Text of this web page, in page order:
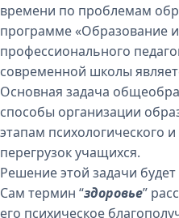
времени по проблемам
программе «Образование
профессионального
современной школы
Основная задача
способы организации
этапам психологического
перегрузок учащихся.
Решение этой задачи
Сам термин “здоровье”
его психическое